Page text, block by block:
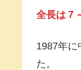
全長は７
1987年に
た。